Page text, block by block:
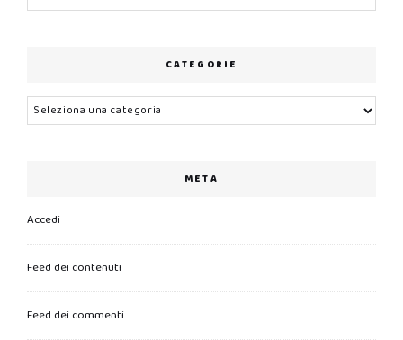
CATEGORIE
Categorie
META
Accedi
Feed dei contenuti
Feed dei commenti